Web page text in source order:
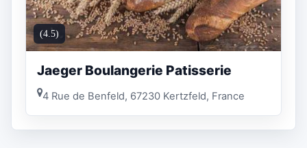
(4.5)
Jaeger Boulangerie Patisserie
4 Rue de Benfeld, 67230 Kertzfeld, France